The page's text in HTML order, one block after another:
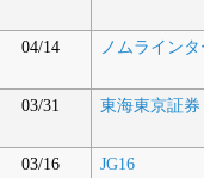
04/14 ノムライン
03/31 東海東京証券
03/16 JG16